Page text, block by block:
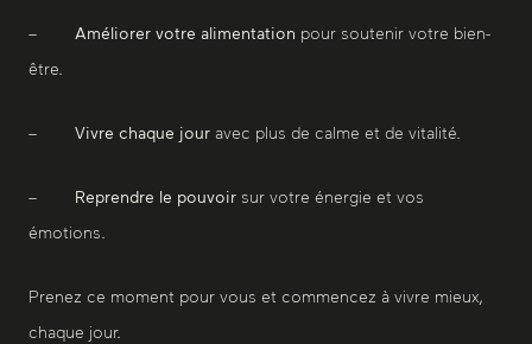
– Améliorer votre alimentation pour soutenir votre bien-
être.
– Vivre chaque jour avec plus de calme et de vitalité.
– Reprendre le pouvoir sur votre énergie et vos
émotions.
Prenez ce moment pour vous et commencez à vivre mieux,
chaque jour.